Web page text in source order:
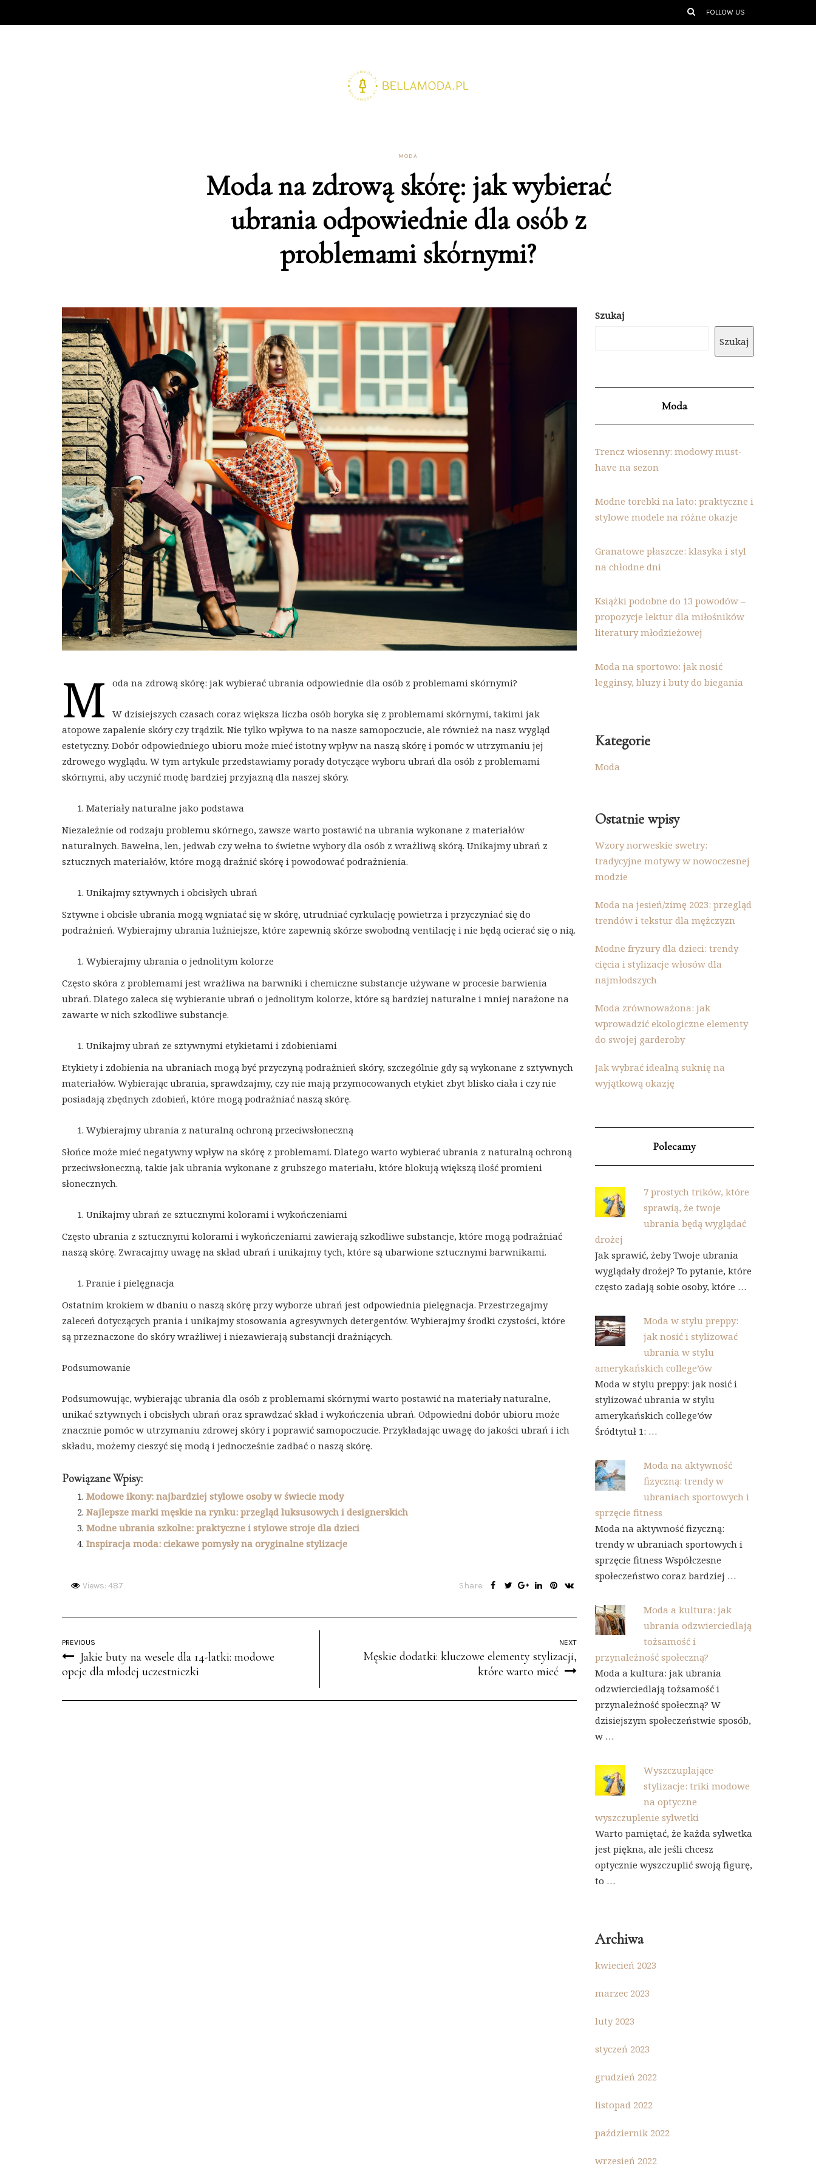
FOLLOW US
MODA
Moda na zdrową skórę: jak wybierać
ubrania odpowiednie dla osób z
problemami skórnymi?
M oda na zdrową skórę: jak wybierać ubrania odpowiednie dla osób z problemami skórnymi?
W dzisiejszych czasach coraz większa liczba osób boryka się z problemami skórnymi, takimi jak
atopowe zapalenie skóry czy trądzik. Nie tylko wpływa to na nasze samopoczucie, ale również na nasz wygląd
estetyczny. Dobór odpowiedniego ubioru może mieć istotny wpływ na naszą skórę i pomóc w utrzymaniu jej
zdrowego wyglądu. W tym artykule przedstawiamy porady dotyczące wyboru ubrań dla osób z problemami
skórnymi, aby uczynić modę bardziej przyjazną dla naszej skóry.
Materiały naturalne jako podstawa
Niezależnie od rodzaju problemu skórnego, zawsze warto postawić na ubrania wykonane z materiałów
naturalnych. Bawełna, len, jedwab czy wełna to świetne wybory dla osób z wrażliwą skórą. Unikajmy ubrań z
sztucznych materiałów, które mogą drażnić skórę i powodować podrażnienia.
Unikajmy sztywnych i obcisłych ubrań
Sztywne i obcisłe ubrania mogą wgniatać się w skórę, utrudniać cyrkulację powietrza i przyczyniać się do
podrażnień. Wybierajmy ubrania luźniejsze, które zapewnią skórze swobodną ventilację i nie będą ocierać się o nią.
Wybierajmy ubrania o jednolitym kolorze
Często skóra z problemami jest wrażliwa na barwniki i chemiczne substancje używane w procesie barwienia
ubrań. Dlatego zaleca się wybieranie ubrań o jednolitym kolorze, które są bardziej naturalne i mniej narażone na
zawarte w nich szkodliwe substancje.
Unikajmy ubrań ze sztywnymi etykietami i zdobieniami
Etykiety i zdobienia na ubraniach mogą być przyczyną podrażnień skóry, szczególnie gdy są wykonane z sztywnych
materiałów. Wybierając ubrania, sprawdzajmy, czy nie mają przymocowanych etykiet zbyt blisko ciała i czy nie
posiadają zbędnych zdobień, które mogą podrażniać naszą skórę.
Wybierajmy ubrania z naturalną ochroną przeciwsłoneczną
Słońce może mieć negatywny wpływ na skórę z problemami. Dlatego warto wybierać ubrania z naturalną ochroną
przeciwsłoneczną, takie jak ubrania wykonane z grubszego materiału, które blokują większą ilość promieni
słonecznych.
Unikajmy ubrań ze sztucznymi kolorami i wykończeniami
Często ubrania z sztucznymi kolorami i wykończeniami zawierają szkodliwe substancje, które mogą podrażniać
naszą skórę. Zwracajmy uwagę na skład ubrań i unikajmy tych, które są ubarwione sztucznymi barwnikami.
Pranie i pielęgnacja
Ostatnim krokiem w dbaniu o naszą skórę przy wyborze ubrań jest odpowiednia pielęgnacja. Przestrzegajmy
zaleceń dotyczących prania i unikajmy stosowania agresywnych detergentów. Wybierajmy środki czystości, które
są przeznaczone do skóry wrażliwej i niezawierają substancji drażniących.
Podsumowanie
Podsumowując, wybierając ubrania dla osób z problemami skórnymi warto postawić na materiały naturalne,
unikać sztywnych i obcisłych ubrań oraz sprawdzać skład i wykończenia ubrań. Odpowiedni dobór ubioru może
znacznie pomóc w utrzymaniu zdrowej skóry i poprawić samopoczucie. Przykładając uwagę do jakości ubrań i ich
składu, możemy cieszyć się modą i jednocześnie zadbać o naszą skórę.
Powiązane Wpisy:
Modowe ikony: najbardziej stylowe osoby w świecie mody
Najlepsze marki męskie na rynku: przegląd luksusowych i designerskich
Modne ubrania szkolne: praktyczne i stylowe stroje dla dzieci
Inspiracja moda: ciekawe pomysły na oryginalne stylizacje
Views: 487 Share:
PREVIOUS
Jakie buty na wesele dla 14-latki: modowe
opcje dla młodej uczestniczki
NEXT
Męskie dodatki: kluczowe elementy stylizacji,
które warto mieć
Szukaj
Szukaj
Moda
Trencz wiosenny: modowy must-
have na sezon
Modne torebki na lato: praktyczne i
stylowe modele na różne okazje
Granatowe płaszcze: klasyka i styl
na chłodne dni
Książki podobne do 13 powodów –
propozycje lektur dla miłośników
literatury młodzieżowej
Moda na sportowo: jak nosić
legginsy, bluzy i buty do biegania
Kategorie
Moda
Ostatnie wpisy
Wzory norweskie swetry:
tradycyjne motywy w nowoczesnej
modzie
Moda na jesień/zimę 2023: przegląd
trendów i tekstur dla mężczyzn
Modne fryzury dla dzieci: trendy
cięcia i stylizacje włosów dla
najmłodszych
Moda zrównoważona: jak
wprowadzić ekologiczne elementy
do swojej garderoby
Jak wybrać idealną suknię na
wyjątkową okazję
Polecamy
7 prostych trików, które
sprawią, że twoje
ubrania będą wyglądać
drożej
Jak sprawić, żeby Twoje ubrania
wyglądały drożej? To pytanie, które
często zadają sobie osoby, które …
Moda w stylu preppy:
jak nosić i stylizować
ubrania w stylu
amerykańskich college’ów
Moda w stylu preppy: jak nosić i
stylizować ubrania w stylu
amerykańskich college’ów
Śródtytuł 1: …
Moda na aktywność
fizyczną: trendy w
ubraniach sportowych i
sprzęcie fitness
Moda na aktywność fizyczną:
trendy w ubraniach sportowych i
sprzęcie fitness Współczesne
społeczeństwo coraz bardziej …
Moda a kultura: jak
ubrania odzwierciedlają
tożsamość i
przynależność społeczną?
Moda a kultura: jak ubrania
odzwierciedlają tożsamość i
przynależność społeczną? W
dzisiejszym społeczeństwie sposób,
w …
Wyszczuplające
stylizacje: triki modowe
na optyczne
wyszczuplenie sylwetki
Warto pamiętać, że każda sylwetka
jest piękna, ale jeśli chcesz
optycznie wyszczuplić swoją figurę,
to …
Archiwa
kwiecień 2023
marzec 2023
luty 2023
styczeń 2023
grudzień 2022
listopad 2022
październik 2022
wrzesień 2022